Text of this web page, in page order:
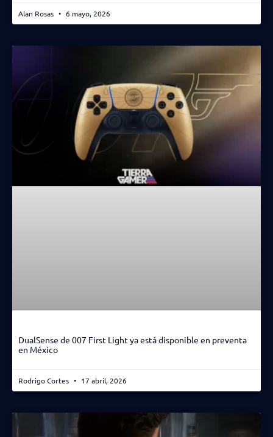
Alan Rosas 6 mayo, 2026
DualSense de 007 First Light ya está disponible en preventa
en México
Rodrigo Cortes 17 abril, 2026